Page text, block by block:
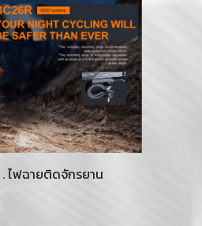
. ไฟฉายติดจักรยาน